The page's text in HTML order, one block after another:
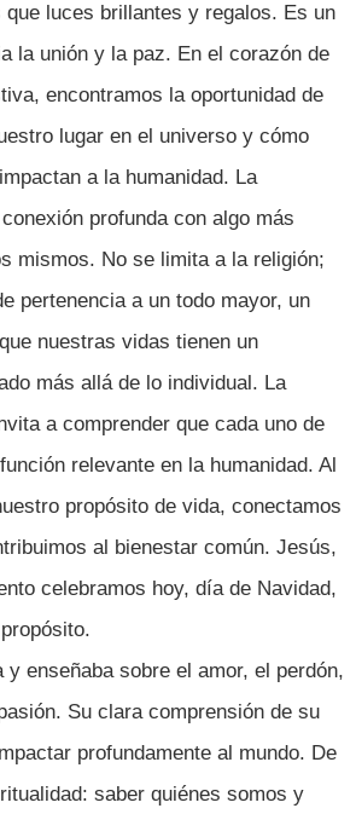
que luces brillantes y regalos. Es un
la unión y la paz. En el corazón de
encontramos la oportunidad de
lugar en el universo y cómo
a la humanidad. La
profunda con algo más
mismos. No se limita a la religión;
pertenencia a un todo mayor, un
nuestras vidas tienen un
más allá de lo individual. La
a comprender que cada uno de
relevante en la humanidad. Al
propósito de vida, conectamos
al bienestar común. Jesús,
celebramos hoy, día de Navidad,
y enseñaba sobre el amor, el perdón,
Su clara comprensión de su
profundamente al mundo. De
saber quiénes somos y